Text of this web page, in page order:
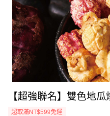
【超強聯名】雙色地
超取滿NT$599免運